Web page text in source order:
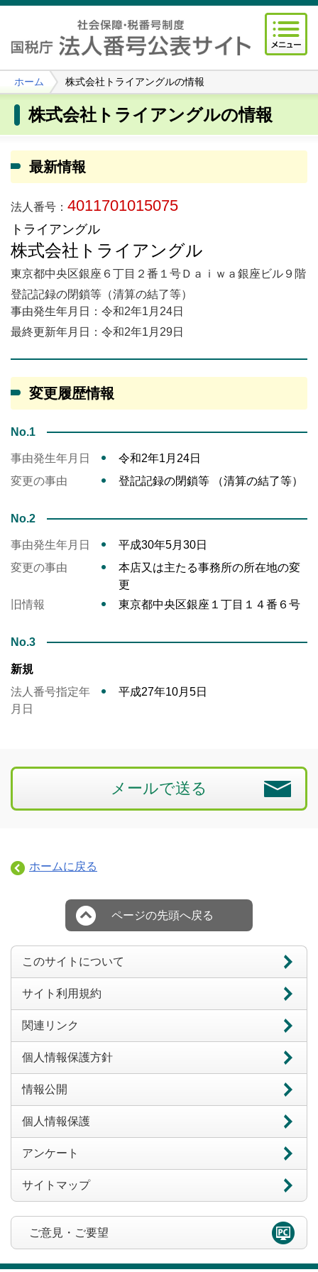
ホーム 株式会社トライアングルの情報
株式会社トライアングルの情報
最新情報
法人番号： 4011701015075
トライアングル
株式会社トライアングル
東京都中央区銀座６丁目２番１号Ｄａｉｗａ銀座ビル９階
登記記録の閉鎖等（清算の結了等）
事由発生年月日：令和2年1月24日
最終更新年月日：令和2年1月29日
変更履歴情報
No.1
事由発生年月日
令和2年1月24日
変更の事由
登記記録の閉鎖等 （清算の結了等）
No.2
事由発生年月日
平成30年5月30日
変更の事由
本店又は主たる事務所の所在地の変
更
旧情報
東京都中央区銀座１丁目１４番６号
No.3
新規
法人番号指定年
月日
平成27年10月5日
メールで送る
ホームに戻る
ページの先頭へ戻る
このサイトについて
サイト利用規約
関連リンク
個人情報保護方針
情報公開
個人情報保護
アンケート
サイトマップ
ご意見・ご要望